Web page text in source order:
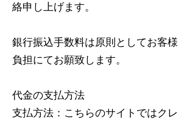
絡申し上げます。
銀行振込手数料は原則としてお客様
負担にてお願致します。
代金の支払方法
支払方法：こちらのサイトではクレ